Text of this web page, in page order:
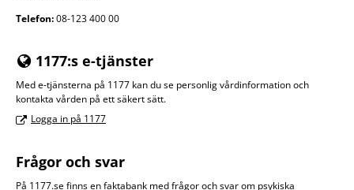
Telefon:08-123 400 00
1177:s e-tjänster
Med e-tjänsterna på 1177 kan du se personlig vårdinformation och
kontakta vården på ett säkert sätt.
Logga in på 1177
Frågor och svar
På 1177.se finns en faktabank med frågor och svar om psykiska